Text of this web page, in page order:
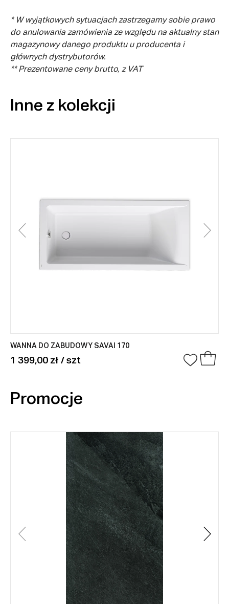
* W wyjątkowych sytuacjach zastrzegamy sobie prawo
do anulowania zamówienia ze względu na aktualny stan
magazynowy danego produktu u producenta i
głównych dystrybutorów.
** Prezentowane ceny brutto, z VAT
Inne z kolekcji
WANNA DO ZABUDOWY SAVAI 170
1 399,00 zł / szt
Promocje